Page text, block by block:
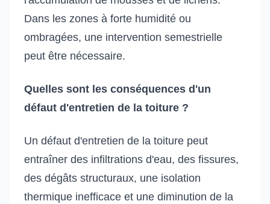
Dans les zones à forte humidité ou
ombragées, une intervention semestrielle
peut être nécessaire.
Quelles sont les conséquences d'un
défaut d'entretien de la toiture ?
Un défaut d'entretien de la toiture peut
entraîner des infiltrations d'eau, des fissures,
des dégâts structuraux, une isolation
thermique inefficace et une diminution de la